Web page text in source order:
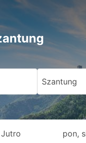
Szantung
Jutro pon,